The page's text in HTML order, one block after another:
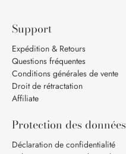
Support
Expédition & Retours
Questions fréquentes
Conditions générales de vente
Droit de rétractation
Affiliate
Protection des données
Déclaration de confidentialité